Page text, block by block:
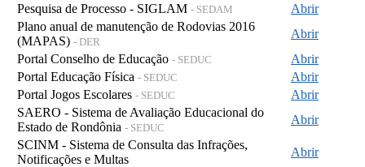
Pesquisa de Processo - SIGLAM - SEDAM
Abrir
Plano anual de manutenção de Rodovias 2016
(MAPAS) - DER
Abrir
Portal Conselho de Educação - SEDUC
Abrir
Portal Educação Física - SEDUC
Abrir
Portal Jogos Escolares - SEDUC
Abrir
SAERO - Sistema de Avaliação Educacional do
Estado de Rondônia - SEDUC
Abrir
SCINM - Sistema de Consulta das Infrações,
Notificações e Multas
Abrir